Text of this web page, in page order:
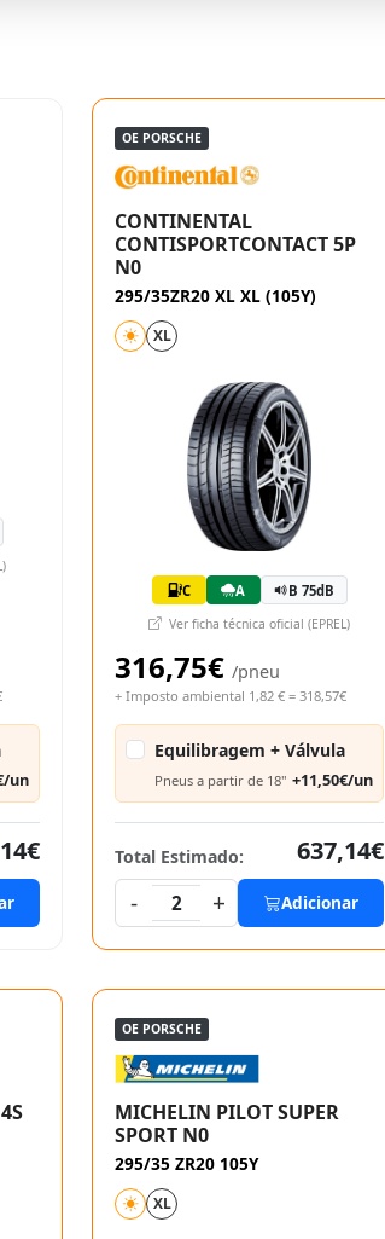
un
OE PORSCHE
CONTINENTAL
CONTISPORTCONTACT 5P
N0
295/35ZR20 XL XL (105Y)
XL
C A B 75dB
Ver ficha técnica oficial (EPREL)
316,75€ /pneu
+ Imposto ambiental 1,82 € = 318,57€
Equilibragem + Válvula
Pneus a partir de 18" +11,50€/un
Total Estimado:
637,14€
-
2 + Adicionar
OE PORSCHE
MICHELIN PILOT SUPER
SPORT N0
295/35 ZR20 105Y
XL